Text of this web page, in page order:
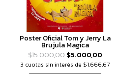
Poster Oficial Tom y Jerry La
Brujula Magica
$15.000,00$5.000,00
3 cuotas sin interés de $1.666,67